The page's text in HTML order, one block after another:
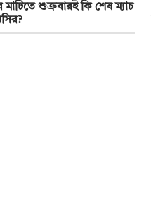
মাটিতে শুক্রবারই কি শেষ ম্যাচ